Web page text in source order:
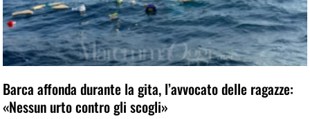
Barca affonda durante la gita, l’avvocato delle ragazze:
«Nessun urto contro gli scogli»